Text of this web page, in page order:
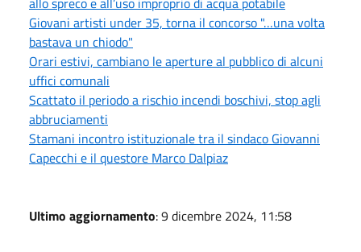
Giovani artisti under 35, torna il concorso "…una volta
bastava un chiodo"
Orari estivi, cambiano le aperture al pubblico di alcuni
uffici comunali
Scattato il periodo a rischio incendi boschivi, stop agli
abbruciamenti
Stamani incontro istituzionale tra il sindaco Giovanni
Capecchi e il questore Marco Dalpiaz
Ultimo aggiornamento: 9 dicembre 2024, 11:58